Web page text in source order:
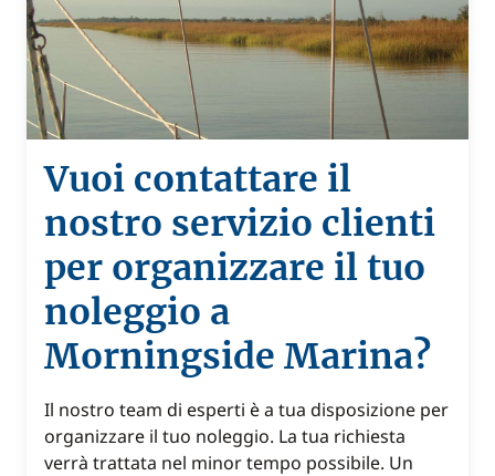
Vuoi contattare il
nostro servizio clienti
per organizzare il tuo
noleggio a
Morningside Marina?
Il nostro team di esperti è a tua disposizione per
organizzare il tuo noleggio. La tua richiesta
verrà trattata nel minor tempo possibile. Un